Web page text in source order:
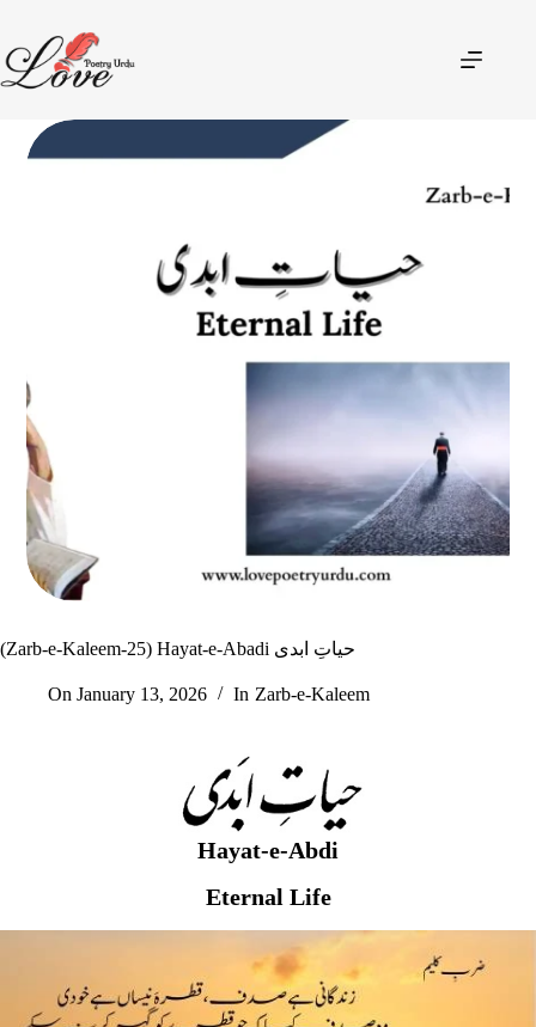
(Zarb-e-Kaleem-25) Hayat-e-Abadi حیاتِ ابدی
On January 13, 2026 In Zarb-e-Kaleem
Hayat-e-Abdi
Eternal Life